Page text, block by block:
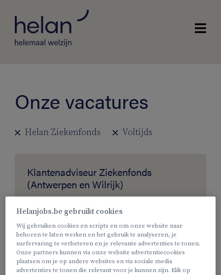
Onze vacatures
Regio
Helan Ziekenfonds Voltijds
Klantenadviseur Ziekenfonds
(Antwerpen en Wilrijk)
Helan Ziekenfonds
Onbepaalde duur
Antwerpen
Als Klantenadviseur voor onze kantoren
in Antwerpen (Berchem, Antwerpen
Helanjobs.be gebruikt cookies
Wij gebruiken cookies en scripts en om onze website naar
behoren te laten werken en het gebruik te analyseren, je
surfervaring te verbeteren en je relevante advertenties te tonen.
Onze partners kunnen via onze website advertentiecookies
plaatsen om je op andere websites en via sociale media
advertenties te tonen die relevant voor je kunnen zijn. Klik op